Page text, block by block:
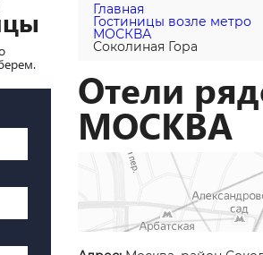
Главная
Гостиницы возле метро
МОСКВА
Соколиная Гора
Отели
МОСКВА